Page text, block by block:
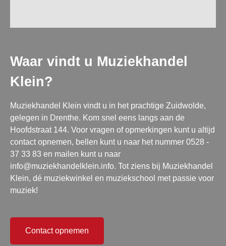
Waar vindt u Muziekhandel
Klein?
Muziekhandel Klein vindt u in het prachtige Zuidwolde,
gelegen in Drenthe. Kom snel eens langs aan de
Hoofdstraat 144. Voor vragen of opmerkingen kunt u altijd
contact opnemen, bellen kunt u naar het nummer 0528 -
37 33 83 en mailen kunt u naar
info@muziekhandelklein.info. Tot ziens bij Muziekhandel
Klein, dé muziekwinkel en muziekschool met passie voor
muziek!
Contact opnemen